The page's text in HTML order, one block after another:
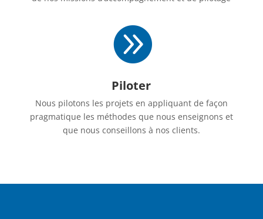

Piloter
Nous pilotons les projets en appliquant de façon
pragmatique les méthodes que nous enseignons et
que nous conseillons à nos clients.